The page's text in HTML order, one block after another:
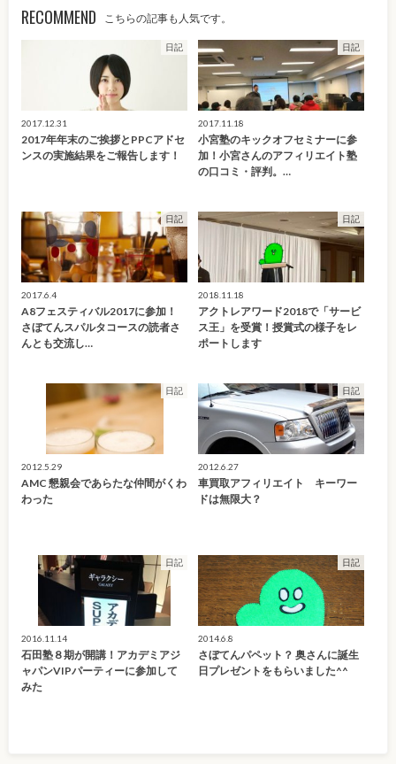
RECOMMEND こちらの記事も人気です。
日記
2017.12.31
2017年年末のご挨拶とPPCアドセ
ンスの実施結果をご報告します！
日記
2017.11.18
小宮塾のキックオフセミナーに参
加！小宮さんのアフィリエイト塾
の口コミ・評判。…
日記
2017.6.4
A8フェスティバル2017に参加！
さぼてんスパルタコースの読者さ
んとも交流し…
日記
2018.11.18
アクトレアワード2018で「サービ
ス王」を受賞！授賞式の様子をレ
ポートします
日記
2012.5.29
AMC 懇親会であらたな仲間がくわ
わった
日記
2012.6.27
車買取アフィリエイト キーワー
ドは無限大？
日記
2016.11.14
石田塾８期が開講！アカデミアジ
ャパンVIPパーティーに参加して
みた
日記
2014.6.8
さぼてんパペット？ 奥さんに誕生
日プレゼントをもらいました^^